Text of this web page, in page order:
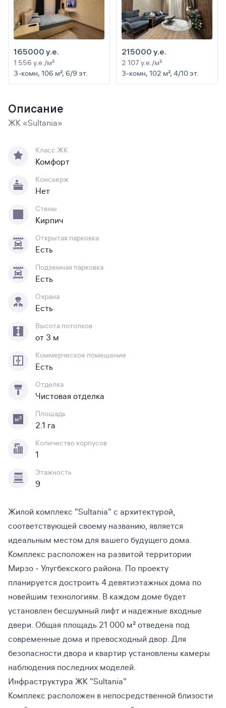
165000 y.e.
1 556 y.e./м²
3-комн, 106 м², 6/9 эт.
215000 y.e.
2 107 y.e./м²
3-комн, 102 м², 4/10 эт.
Описание
ЖК «Sultania»
Класс ЖК
Комфорт
Консьерж
Нет
Стены
Кирпич
Открытая парковка
Есть
Подземная парковка
Есть
Охрана
Есть
Высота потолков
от 3 м
Коммерческое помещение
Есть
Отделка
Чистовая отделка
Площадь
2.1 га
Количество корпусов
1
Этажность
9
Жилой комплекс "Sultania" с архитектурой,
соответствующей своему названию, является
идеальным местом для вашего будущего дома.
Комплекс расположен на развитой территории
Мирзо - Улугбекского района. По проекту
планируется достроить 4 девятиэтажных дома по
новейшим технологиям. В каждом доме будет
установлен бесшумный лифт и надежные входные
двери. Общая площадь 21 000 м² отведена под
современные дома и превосходный двор. Для
безопасности двора и квартир установлены камеры
наблюдения последних моделей.
Инфраструктура ЖК "Sultania"
Комплекс расположен в непосредственной близости